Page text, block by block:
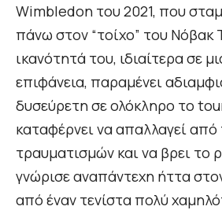
Wimbledon του 2021, που
πάνω στον “τοίχο” του Νόβακ
ικανότητά του, ιδιαίτερα σε
επιφάνεια, παραμένει
δυσεύρετη σε ολόκληρο το
καταφέρνει να απαλλαγεί
τραυματισμών και να βρει το
γνώρισε αναπάντεχη ήττα
από έναν τενίστα πολύ